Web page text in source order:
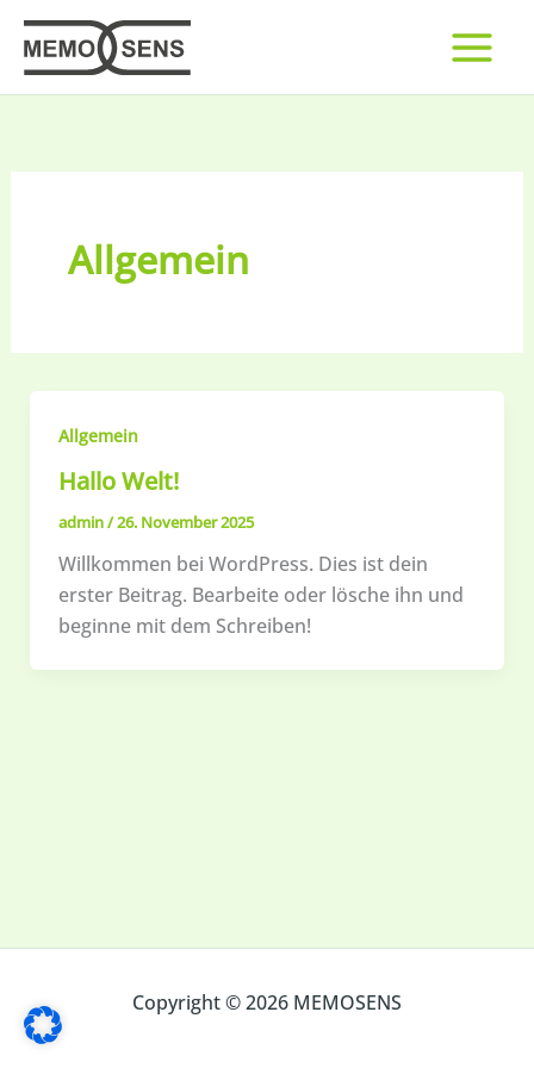
Zum
Inhalt
springen
Allgemein
Allgemein
Hallo Welt!
admin/26. November 2025
Willkommen bei WordPress. Dies ist dein
erster Beitrag. Bearbeite oder lösche ihn und
beginne mit dem Schreiben!
Copyright © 2026 MEMOSENS